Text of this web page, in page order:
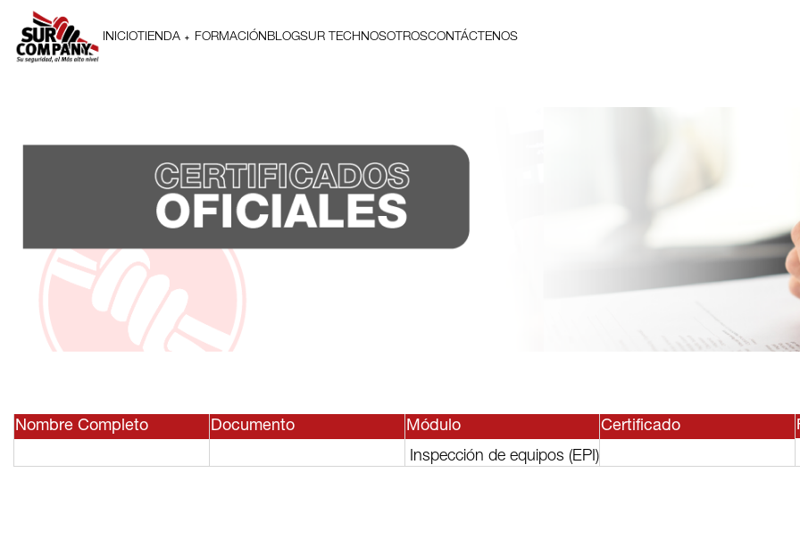
INICIO TIENDA FORMACIÓNBLOGSUR TECHNOSOTROSCONTÁCTENOS
Nombre Completo Documento
Módulo
Inspección de equipos (EPI)
Certificado